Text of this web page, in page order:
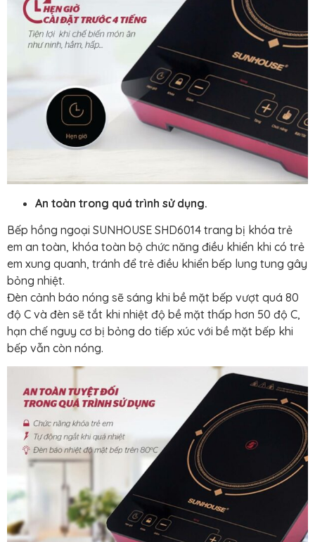
An toàn trong quá trình sử dụng.
Bếp hồng ngoại SUNHOUSE SHD6014 trang bị khóa trẻ
em an toàn, khóa toàn bộ chức năng điều khiển khi có trẻ
em xung quanh, tránh để trẻ điều khiển bếp lung tung gây
bỏng nhiệt.
Đèn cảnh báo nóng sẽ sáng khi bề mặt bếp vượt quá 80
độ C và đèn sẽ tắt khi nhiệt độ bề mặt thấp hơn 50 độ C,
hạn chế nguy cơ bị bỏng do tiếp xúc với bề mặt bếp khi
bếp vẫn còn nóng.